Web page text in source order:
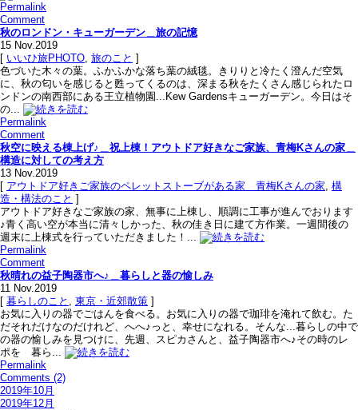
Permalink
Comment
秋のロンドン・キューガーデン＿旅の記憶
15 Nov.2019
[ いいひ旅PHOTO, 旅のこと ]
色づいた木々の葉。ふかふかな落ち葉の絨毯。きりりと冷たく澄んだ空気
に、秋の匂いを感じると甦ってくるのは、深まる秋をたくさん感じられたロ
ンドンの南西部にある王立植物園...Kew Gardensキューガーデン。今日はそ
の...
Permalink
Comment
秋空に映える棟上げ♪＿祝上棟！アウトドア好きなご家族、青梅Kさんの家＿
構造に対しての考え方
13 Nov.2019
[ アウトドア好きご家族のペレットストーブがある家＿青梅Kさんの家, 構
造・構法のこと ]
アウトドア好きなご家族の家、無事に上棟し、順調に工事が進んでおります
♪青く高い空が本当に清々しかった、秋の佳き日に建て方作業。一週間後の
週末に上棟式を行っていただきました！...
Permalink
Comment
秋晴れの益子陶器市へ♪＿暮らしと器の愉しみ
11 Nov.2019
[ 暮らしのこと , 東京・近郊散策 ]
お気に入りの器でごはんを食べる。お気に入りの器で珈琲を淹れて飲む。た
だそれだけなのだけれど、へへ♪っと、幸せになれる。そんな...暮らしの中で
の器の愉しみを見つけに、先週、スピカさんと、益子陶器市へ♪その時のレ
ポを 暮ら...
Permalink
Comments (2)
2019年10月
2019年12月